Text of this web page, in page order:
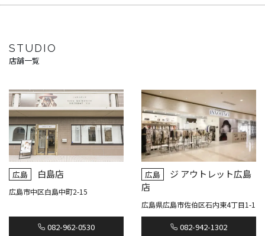
STUDIO
店舗一覧
広島 白島店
広島市中区白島中町2-15
082-962-0530
広島
ジ アウトレット広島
店
広島県広島市佐伯区石内東4丁目1-1
082-942-1302